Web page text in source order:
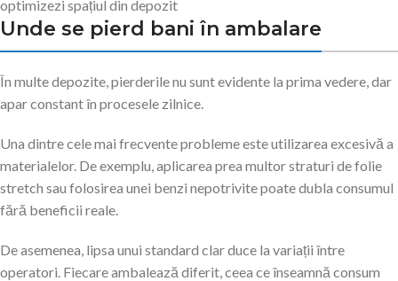
optimizezi spațiul din depozit
Unde se pierd bani în ambalare
În multe depozite, pierderile nu sunt evidente la prima vedere, dar
apar constant în procesele zilnice.
Una dintre cele mai frecvente probleme este utilizarea excesivă a
materialelor. De exemplu, aplicarea prea multor straturi de folie
stretch sau folosirea unei benzi nepotrivite poate dubla consumul
fără beneficii reale.
De asemenea, lipsa unui standard clar duce la variații între
operatori. Fiecare ambalează diferit, ceea ce înseamnă consum